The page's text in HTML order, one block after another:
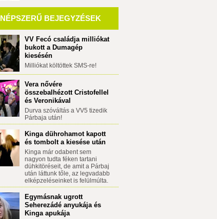
NÉPSZERŰ BEJEGYZÉSEK
VV Fecó családja milliókat
bukott a Dumagép
kiesésén
Milliókat költöttek SMS-re!
Vera nővére
összebalhézott Cristofellel
és Veronikával
Durva szóváltás a VV5 tizedik
Párbaja után!
Kinga dührohamot kapott
és tombolt a kiesése után
Kinga már odabent sem
nagyon tudta féken tartani
dühkitöréseit, de amit a Párbaj
után láttunk tőle, az legvadabb
elképzeléseinket is felülmúlta.
Egymásnak ugrott
Seherezádé anyukája és
Kinga apukája